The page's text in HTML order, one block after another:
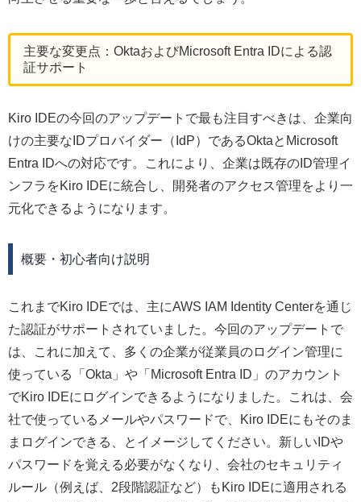
主要な変更点：OktaおよびMicrosoft Entra IDによる認
証サポート
Kiro IDEの今回のアップデートで最も注目すべきは、企業向
けの主要なIDプロバイダー（IdP）であるOktaとMicrosoft
Entra IDへの対応です。これにより、企業は既存のID管理イ
ンフラをKiro IDEに統合し、開発者のアクセス管理をより一
元化できるようになります。
概要・初心者向け説明
これまでKiro IDEでは、主にAWS IAM Identity Centerを通じ
た認証がサポートされていました。今回のアップデートで
は、これに加えて、多くの企業が従業員のログイン管理に
使っている「Okta」や「Microsoft Entra ID」のアカウント
でKiro IDEにログインできるようになりました。これは、会
社で使っているメールやパスワードで、Kiro IDEにもそのま
まログインできる、とイメージしてください。新しいIDや
パスワードを覚える必要がなくなり、会社のセキュリティ
ルール（例えば、2段階認証など）もKiro IDEに適用される